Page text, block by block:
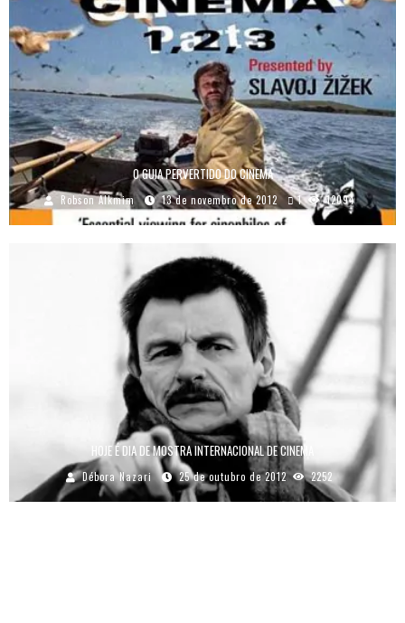
O GUIA PERVERTIDO DO CINEMA
Robson Alkmim 13 de novembro de 2012 1 12094
HOJE É DIA DE MOSTRA INTERNACIONAL DE CINEMA
Débora Nazari 25 de outubro de 2012 2252